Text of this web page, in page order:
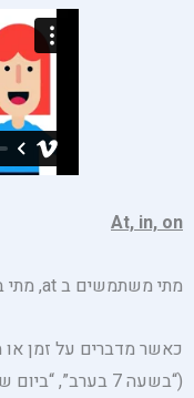
At, in, on
מתי משתמשים ב at, מתי ב in ומתי ב on?
כאשר מדברים על זמן
(“בשעה 7 בערב”,